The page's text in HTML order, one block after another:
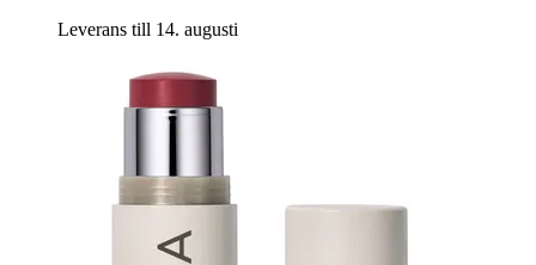
Leverans till 14. augusti